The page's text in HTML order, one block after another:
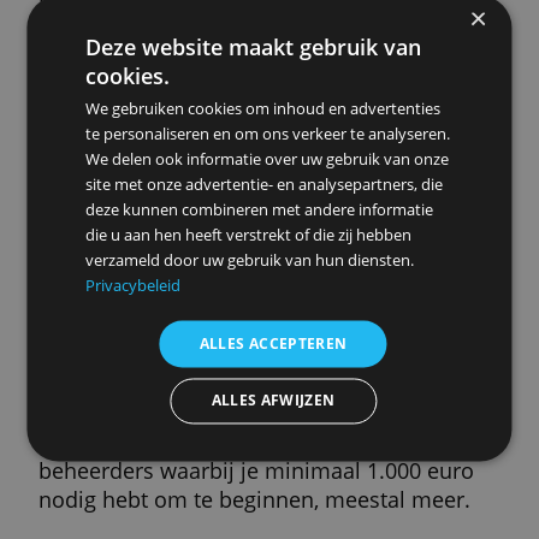
Je kiest en houdt vast aan een concreet spaardoel.
Dat helpt als het even tegenzit op de beurs. Er
belegd in trackers.
beheerkosten inleg vanaf
€ 25,-
» Meer info
Wat is vermogensbeer?
Vermogensbeheer is een verwarrende